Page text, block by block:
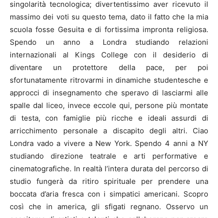
singolarità tecnologica; divertentissimo aver ricevuto il
massimo dei voti su questo tema, dato il fatto che la mia
scuola fosse Gesuita e di fortissima impronta religiosa.
Spendo un anno a Londra studiando relazioni
internazionali al Kings College con il desiderio di
diventare un protettore della pace, per poi
sfortunatamente ritrovarmi in dinamiche studentesche e
approcci di insegnamento che speravo di lasciarmi alle
spalle dal liceo, invece eccole qui, persone più montate
di testa, con famiglie più ricche e ideali assurdi di
arricchimento personale a discapito degli altri. Ciao
Londra vado a vivere a New York. Spendo 4 anni a NY
studiando direzione teatrale e arti performative e
cinematografiche. In realtà l’intera durata del percorso di
studio fungerà da ritiro spirituale per prendere una
boccata d’aria fresca con i simpatici americani. Scopro
così che in america, gli sfigati regnano. Osservo un